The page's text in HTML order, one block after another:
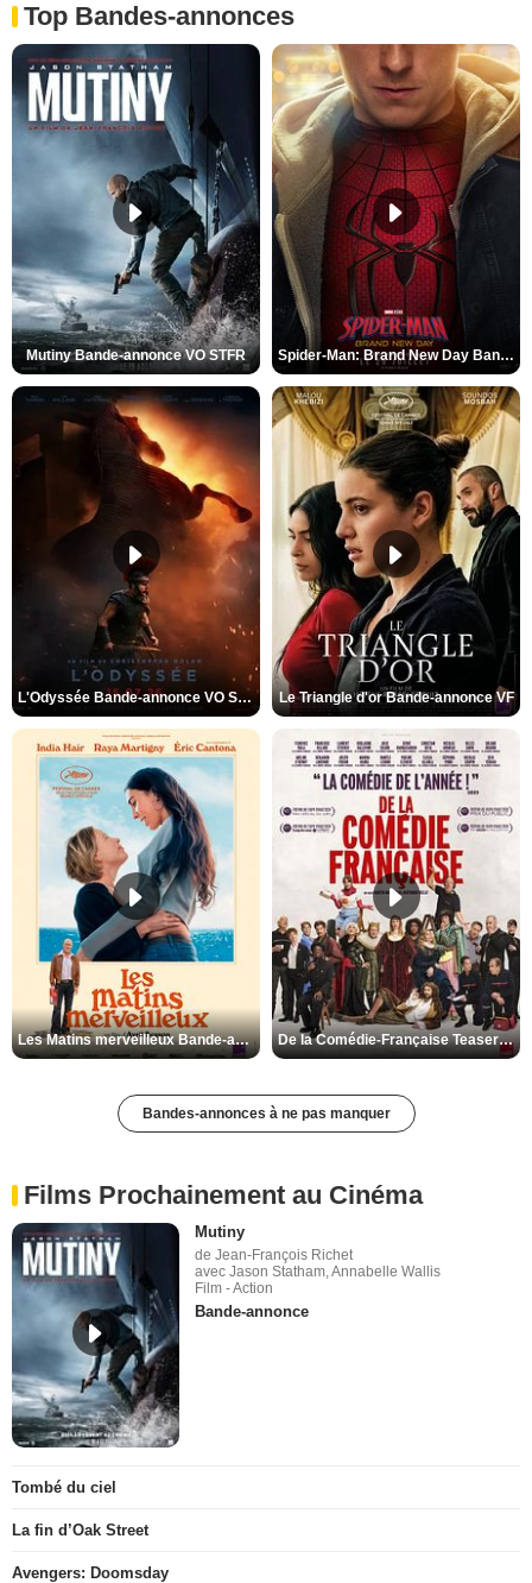
Top Bandes-annonces
Mutiny Bande-annonce VO STFR Spider-Man: Brand New Day Bande-annonce VO STFR
L'Odyssée Bande-annonce VO STFR Le Triangle d'or Bande-annonce VF
Les Matins merveilleux Bande-annonce VF De la Comédie-Française Teaser VF
Bandes-annonces à ne pas manquer
Films Prochainement au Cinéma
Mutiny
de Jean-François Richet
avec Jason Statham, Annabelle Wallis
Film - Action
Bande-annonce
Tombé du ciel
La fin d’Oak Street
Avengers: Doomsday